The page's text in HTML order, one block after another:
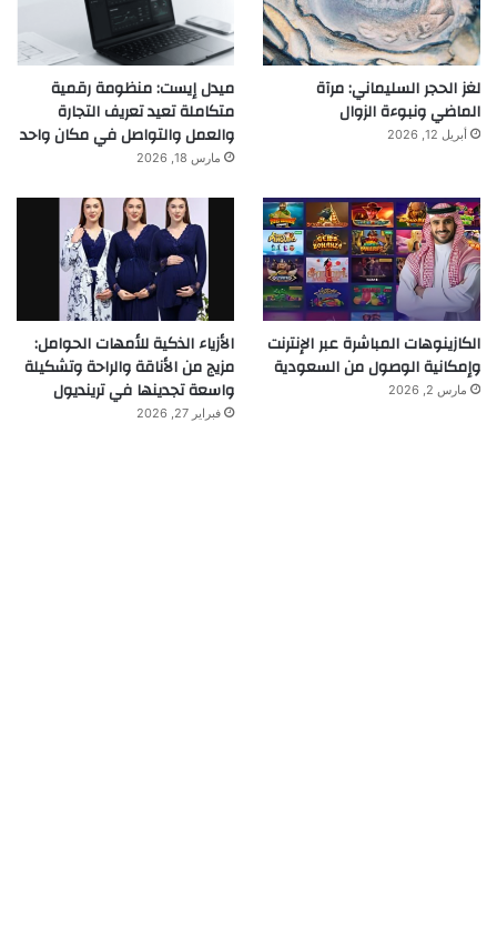
لغز الحجر السليماني: مرآة
الماضي ونبوءة الزوال
أبريل 12, 2026
ميدل إيست: منظومة رقمية
متكاملة تعيد تعريف التجارة
والعمل والتواصل في مكان واحد
مارس 18, 2026
الكازينوهات المباشرة عبر الإنترنت
وإمكانية الوصول من السعودية
مارس 2, 2026
الأزياء الذكية للأمهات الحوامل:
مزيج من الأناقة والراحة وتشكيلة
واسعة تجدينها في ترينديول
فبراير 27, 2026